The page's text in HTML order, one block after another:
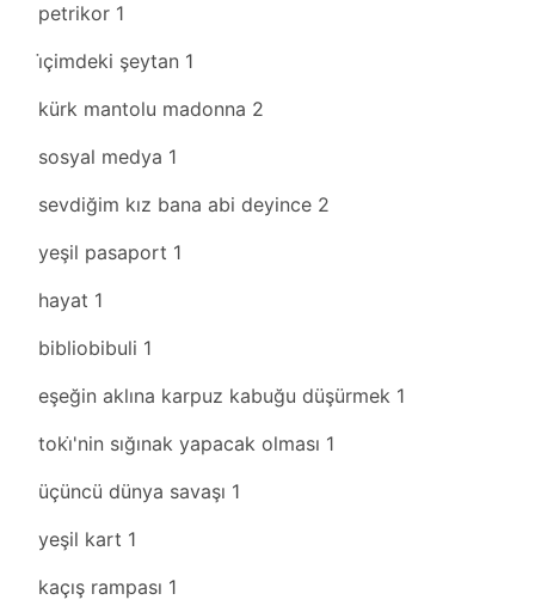
petrikor 1
i̇çimdeki şeytan 1
kürk mantolu madonna 2
sosyal medya 1
sevdiğim kız bana abi deyince 2
yeşil pasaport 1
hayat 1
bibliobibuli 1
eşeğin aklına karpuz kabuğu düşürmek 1
toki̇'nin sığınak yapacak olması 1
üçüncü dünya savaşı 1
yeşil kart 1
kaçış rampası 1